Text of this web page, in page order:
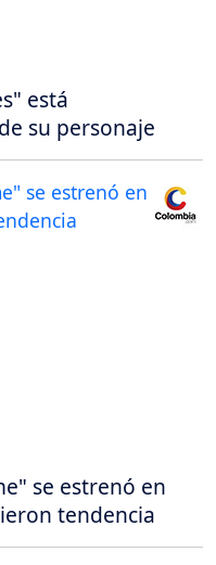
está
su personaje
se estrenó en
tendencia